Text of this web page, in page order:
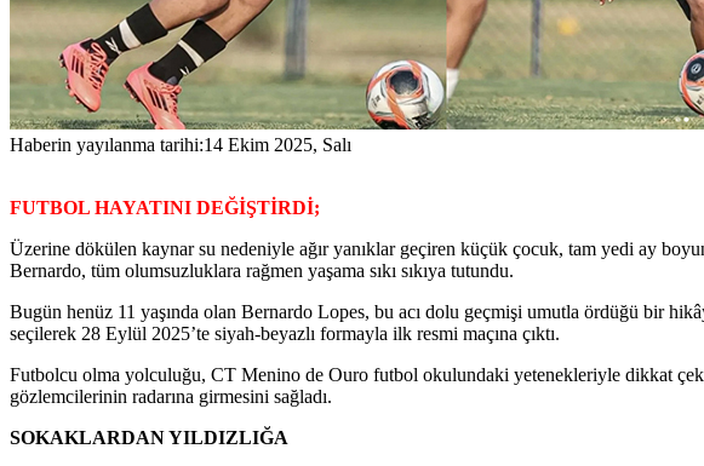
Haberin yayılanma tarihi:14 Ekim 2025, Salı
FUTBOL HAYATINI DEĞİŞTİRDİ;
Üzerine dökülen kaynar su nedeniyle ağır yanıklar geçiren küçük çocuk, tam yedi ay
Bernardo, tüm olumsuzluklara rağmen yaşama sıkı sıkıya tutundu.
Bugün henüz 11 yaşında olan Bernardo Lopes, bu acı dolu geçmişi umutla ördüğü bir
seçilerek 28 Eylül 2025’te siyah-beyazlı formayla ilk resmi maçına çıktı.
Futbolcu olma yolculuğu, CT Menino de Ouro futbol okulundaki yetenekleriyle dikkat
gözlemcilerinin radarına girmesini sağladı.
SOKAKLARDAN YILDIZLIĞA